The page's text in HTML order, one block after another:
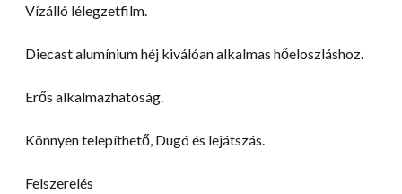
Vízálló lélegzetfilm.
Diecast alumínium héj kiválóan alkalmas hőeloszláshoz.
Erős alkalmazhatóság.
Könnyen telepíthető, Dugó és lejátszás.
Felszerelés